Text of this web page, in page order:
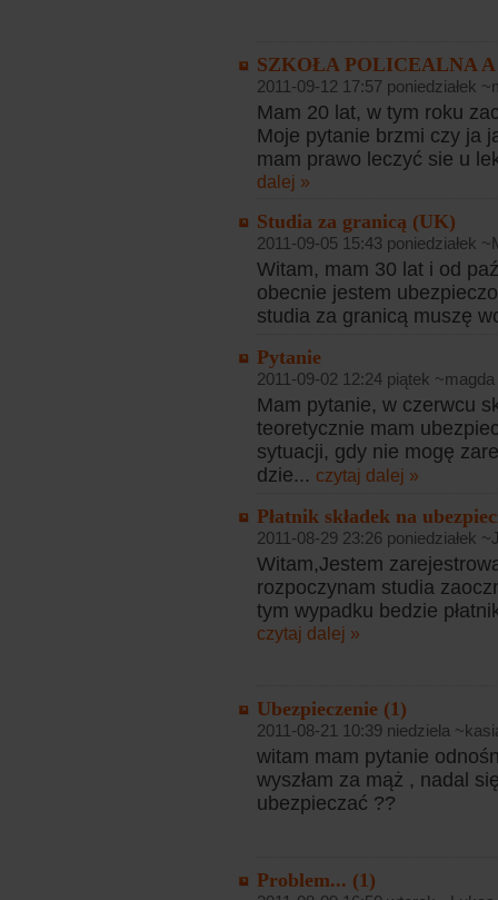
SZKOŁA POLICEALNA
2011-09-12 17:57 poniedziałek
Mam 20 lat, w tym roku
Moje pytanie brzmi czy ja
mam prawo leczyć sie u
dalej »
Studia za granicą (UK)
2011-09-05 15:43 poniedziałek
Witam, mam 30 lat i od
obecnie jestem
studia za granicą muszę
Pytanie
2011-09-02 12:24 piątek
Mam pytanie, w czerwcu
teoretycznie mam
sytuacji, gdy nie mogę
dzie... czytaj dalej »
Płatnik składek na
2011-08-29 23:26 poniedziałek
Witam,Jestem
rozpoczynam studia
tym wypadku bedzie
czytaj dalej »
Ubezpieczenie (1)
2011-08-21 10:39 niedziela
witam mam pytanie
wyszłam za mąż , nadal
ubezpieczać ??
Problem... (1)